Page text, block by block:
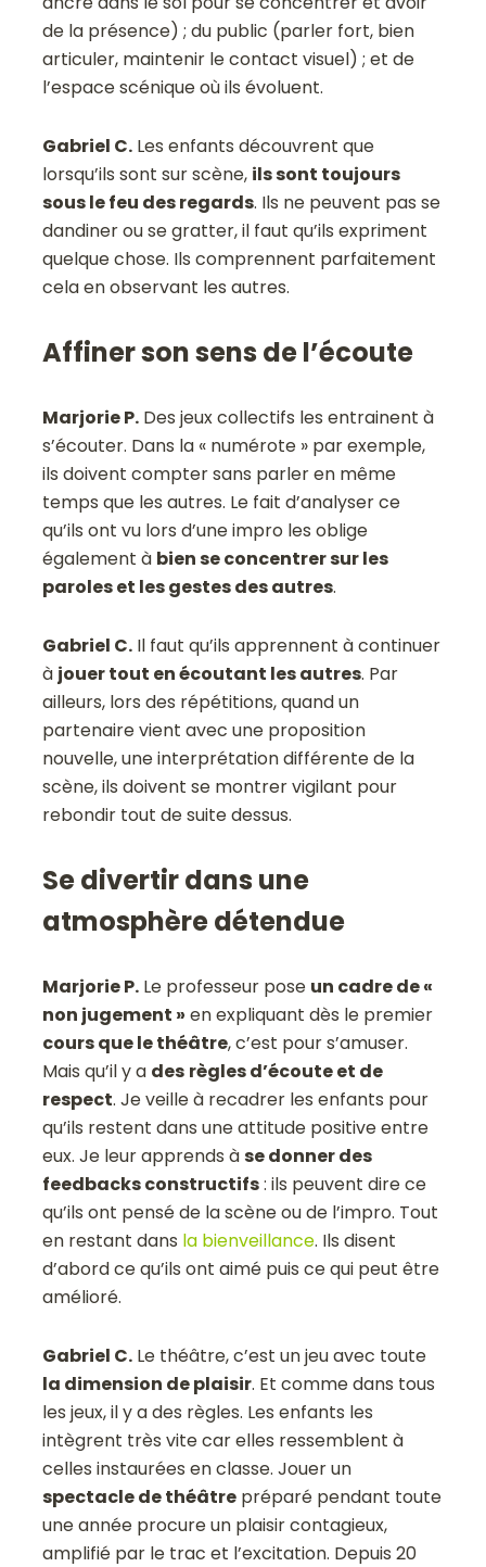
de la présence) ; du public (parler fort, bien
articuler, maintenir le contact visuel) ; et de
l’espace scénique où ils évoluent.
Gabriel C. Les enfants découvrent que
lorsqu’ils sont sur scène, ils sont toujours
sous le feu des regards. Ils ne peuvent pas se
dandiner ou se gratter, il faut qu’ils expriment
quelque chose. Ils comprennent parfaitement
cela en observant les autres.
Affiner son sens de l’écoute
Marjorie P. Des jeux collectifs les entrainent à
s’écouter. Dans la « numérote » par exemple,
ils doivent compter sans parler en même
temps que les autres. Le fait d’analyser ce
qu’ils ont vu lors d’une impro les oblige
également à bien se concentrer sur les
paroles et les gestes des autres.
Gabriel C. Il faut qu’ils apprennent à continuer
à jouer tout en écoutant les autres. Par
ailleurs, lors des répétitions, quand un
partenaire vient avec une proposition
nouvelle, une interprétation différente de la
scène, ils doivent se montrer vigilant pour
rebondir tout de suite dessus.
Se divertir dans une
atmosphère détendue
Marjorie P. Le professeur pose un cadre de «
non jugement » en expliquant dès le premier
cours que le théâtre, c’est pour s’amuser.
Mais qu’il y a des règles d’écoute et de
respect. Je veille à recadrer les enfants pour
qu’ils restent dans une attitude positive entre
eux. Je leur apprends àse donner des
feedbacks constructifs: ils peuvent dire ce
qu’ils ont pensé de la scène ou de l’impro. Tout
en restant dans la bienveillance. Ils disent
d’abord ce qu’ils ont aimé puis ce qui peut être
amélioré.
Gabriel C. Le théâtre, c’est un jeu avec toute
la dimension de plaisir. Et comme dans tous
les jeux, il y a des règles. Les enfants les
intègrent très vite car elles ressemblent à
celles instaurées en classe. Jouer un
spectacle de théâtre préparé pendant toute
une année procure un plaisir contagieux,
amplifié par le trac et l’excitation. Depuis 20